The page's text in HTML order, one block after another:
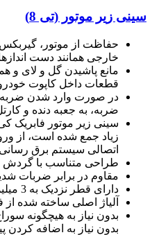
سینی زیر موتور (تی 8)
حفاظت از موتور، گیربکس
خارجی همانند دست
مانع پاشیدن گل و لای و
قطعات داخل کاپوت
در صورت وارد شدن ضربه،
ضربه، به جعبه دنده و
زیاد جمع شده است، از
اتصالی سیستم برق
طراحی متناسب با گردش
مقاوم در برابر ضربات
دارای قطر نزدیک به 3 میلیمتر
آلیاژ اصلی ساخته شده از
بدون نیاز به هیچگونه
بدون نیاز به اضافه کردن